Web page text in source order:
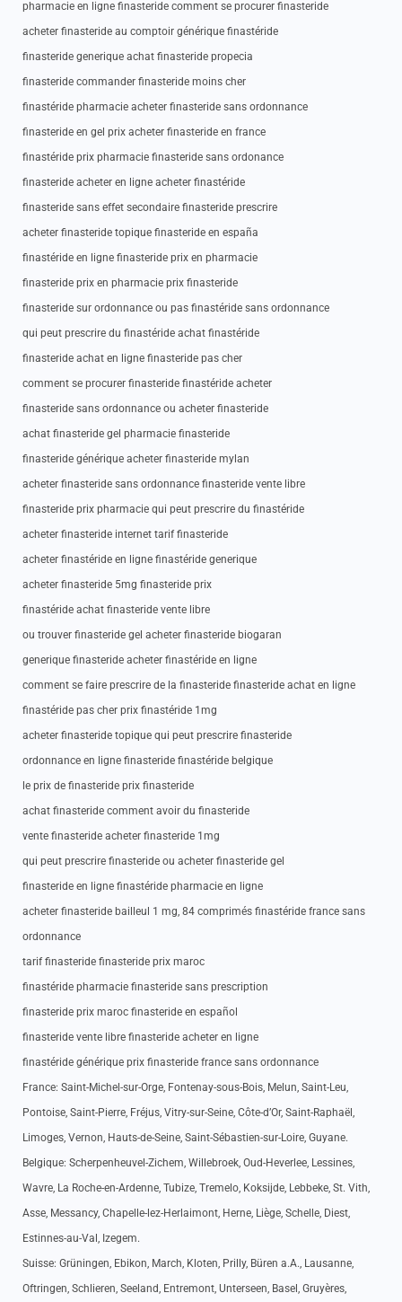
pharmacie en ligne finasteride comment se procurer finasteride
acheter finasteride au comptoir générique finastéride
finasteride generique achat finasteride propecia
finasteride commander finasteride moins cher
finastéride pharmacie acheter finasteride sans ordonnance
finasteride en gel prix acheter finasteride en france
finastéride prix pharmacie finasteride sans ordonance
finasteride acheter en ligne acheter finastéride
finasteride sans effet secondaire finasteride prescrire
acheter finasteride topique finasteride en españa
finastéride en ligne finasteride prix en pharmacie
finasteride prix en pharmacie prix finasteride
finasteride sur ordonnance ou pas finastéride sans ordonnance
qui peut prescrire du finastéride achat finastéride
finasteride achat en ligne finasteride pas cher
comment se procurer finasteride finastéride acheter
finasteride sans ordonnance ou acheter finasteride
achat finasteride gel pharmacie finasteride
finasteride générique acheter finasteride mylan
acheter finasteride sans ordonnance finasteride vente libre
finasteride prix pharmacie qui peut prescrire du finastéride
acheter finasteride internet tarif finasteride
acheter finastéride en ligne finastéride generique
acheter finasteride 5mg finasteride prix
finastéride achat finasteride vente libre
ou trouver finasteride gel acheter finasteride biogaran
generique finasteride acheter finastéride en ligne
comment se faire prescrire de la finasteride finasteride achat en ligne
finastéride pas cher prix finastéride 1mg
acheter finasteride topique qui peut prescrire finasteride
ordonnance en ligne finasteride finastéride belgique
le prix de finasteride prix finasteride
achat finasteride comment avoir du finasteride
vente finasteride acheter finasteride 1mg
qui peut prescrire finasteride ou acheter finasteride gel
finasteride en ligne finastéride pharmacie en ligne
acheter finasteride bailleul 1 mg, 84 comprimés finastéride france sans
ordonnance
tarif finasteride finasteride prix maroc
finastéride pharmacie finasteride sans prescription
finasteride prix maroc finasteride en español
finasteride vente libre finasteride acheter en ligne
finastéride générique prix finasteride france sans ordonnance
France: Saint-Michel-sur-Orge, Fontenay-sous-Bois, Melun, Saint-Leu,
Pontoise, Saint-Pierre, Fréjus, Vitry-sur-Seine, Côte-d’Or, Saint-Raphaël,
Limoges, Vernon, Hauts-de-Seine, Saint-Sébastien-sur-Loire, Guyane.
Belgique: Scherpenheuvel-Zichem, Willebroek, Oud-Heverlee, Lessines,
Wavre, La Roche-en-Ardenne, Tubize, Tremelo, Koksijde, Lebbeke, St. Vith,
Asse, Messancy, Chapelle-lez-Herlaimont, Herne, Liège, Schelle, Diest,
Estinnes-au-Val, Izegem.
Suisse: Grüningen, Ebikon, March, Kloten, Prilly, Büren a.A., Lausanne,
Oftringen, Schlieren, Seeland, Entremont, Unterseen, Basel, Gruyères,